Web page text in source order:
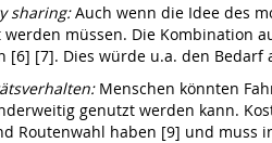
sharing:Auch wenn die Idee des
müssen. Die Kombination
[6] [7]. Dies würde u.a. den
Menschen könnten
genutzt werden kann.
Routenwahl haben [9] und muss